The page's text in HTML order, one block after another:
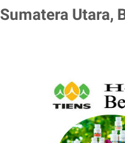
Sumatera Utara,